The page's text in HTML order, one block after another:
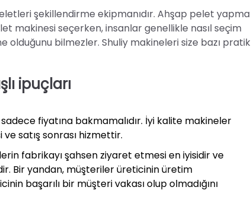
şekillendirme ekipmanıdır. Ahşap pelet yapma
makinesi seçerken, insanlar genellikle nasıl seçim
bilmezler. Shuliy makineleri size bazı pratik
ipuçları
fiyatına bakmamalıdır. İyi kalite makineler
satış sonrası hizmettir.
fabrikayı şahsen ziyaret etmesi en iyisidir ve
Bir yandan, müşteriler üreticinin üretim
başarılı bir müşteri vakası olup olmadığını